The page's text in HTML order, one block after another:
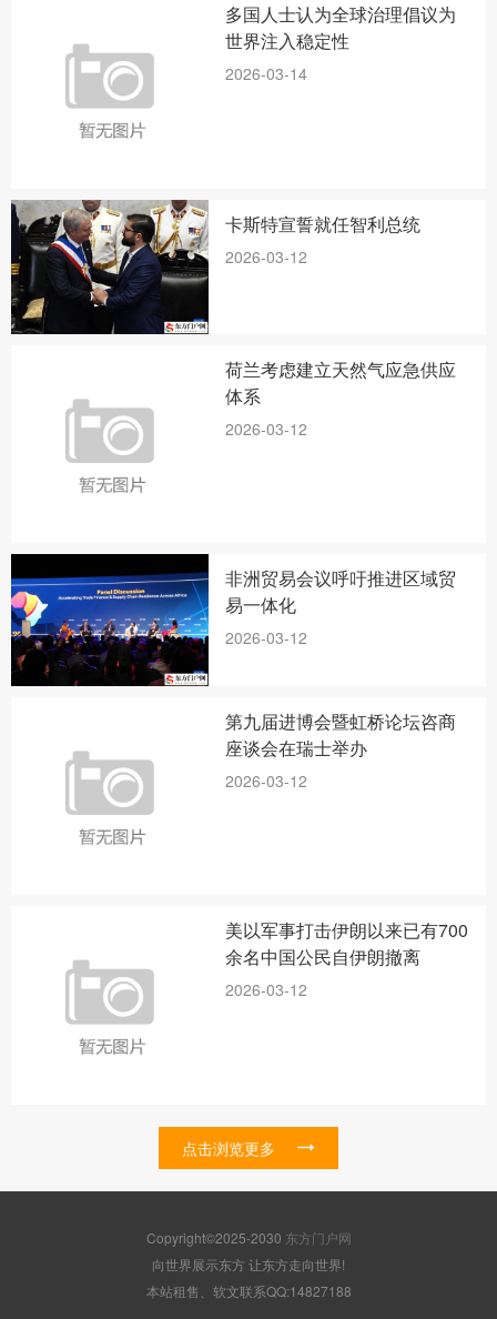
多国人士认为全球治理倡议为
世界注入稳定性
2026-03-14
卡斯特宣誓就任智利总统
2026-03-12
荷兰考虑建立天然气应急供应
体系
2026-03-12
非洲贸易会议呼吁推进区域贸
易一体化
2026-03-12
第九届进博会暨虹桥论坛咨商
座谈会在瑞士举办
2026-03-12
美以军事打击伊朗以来已有700
余名中国公民自伊朗撤离
2026-03-12
点击浏览更多
Copyright©2025-2030 东方门户网
向世界展示东方 让东方走向世界!
本站租售、软文联系QQ:14827188